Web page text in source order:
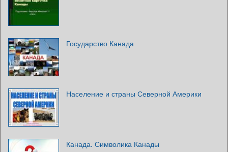
Государство Канада
Население и страны Северной Америки
Канада. Символика Канады